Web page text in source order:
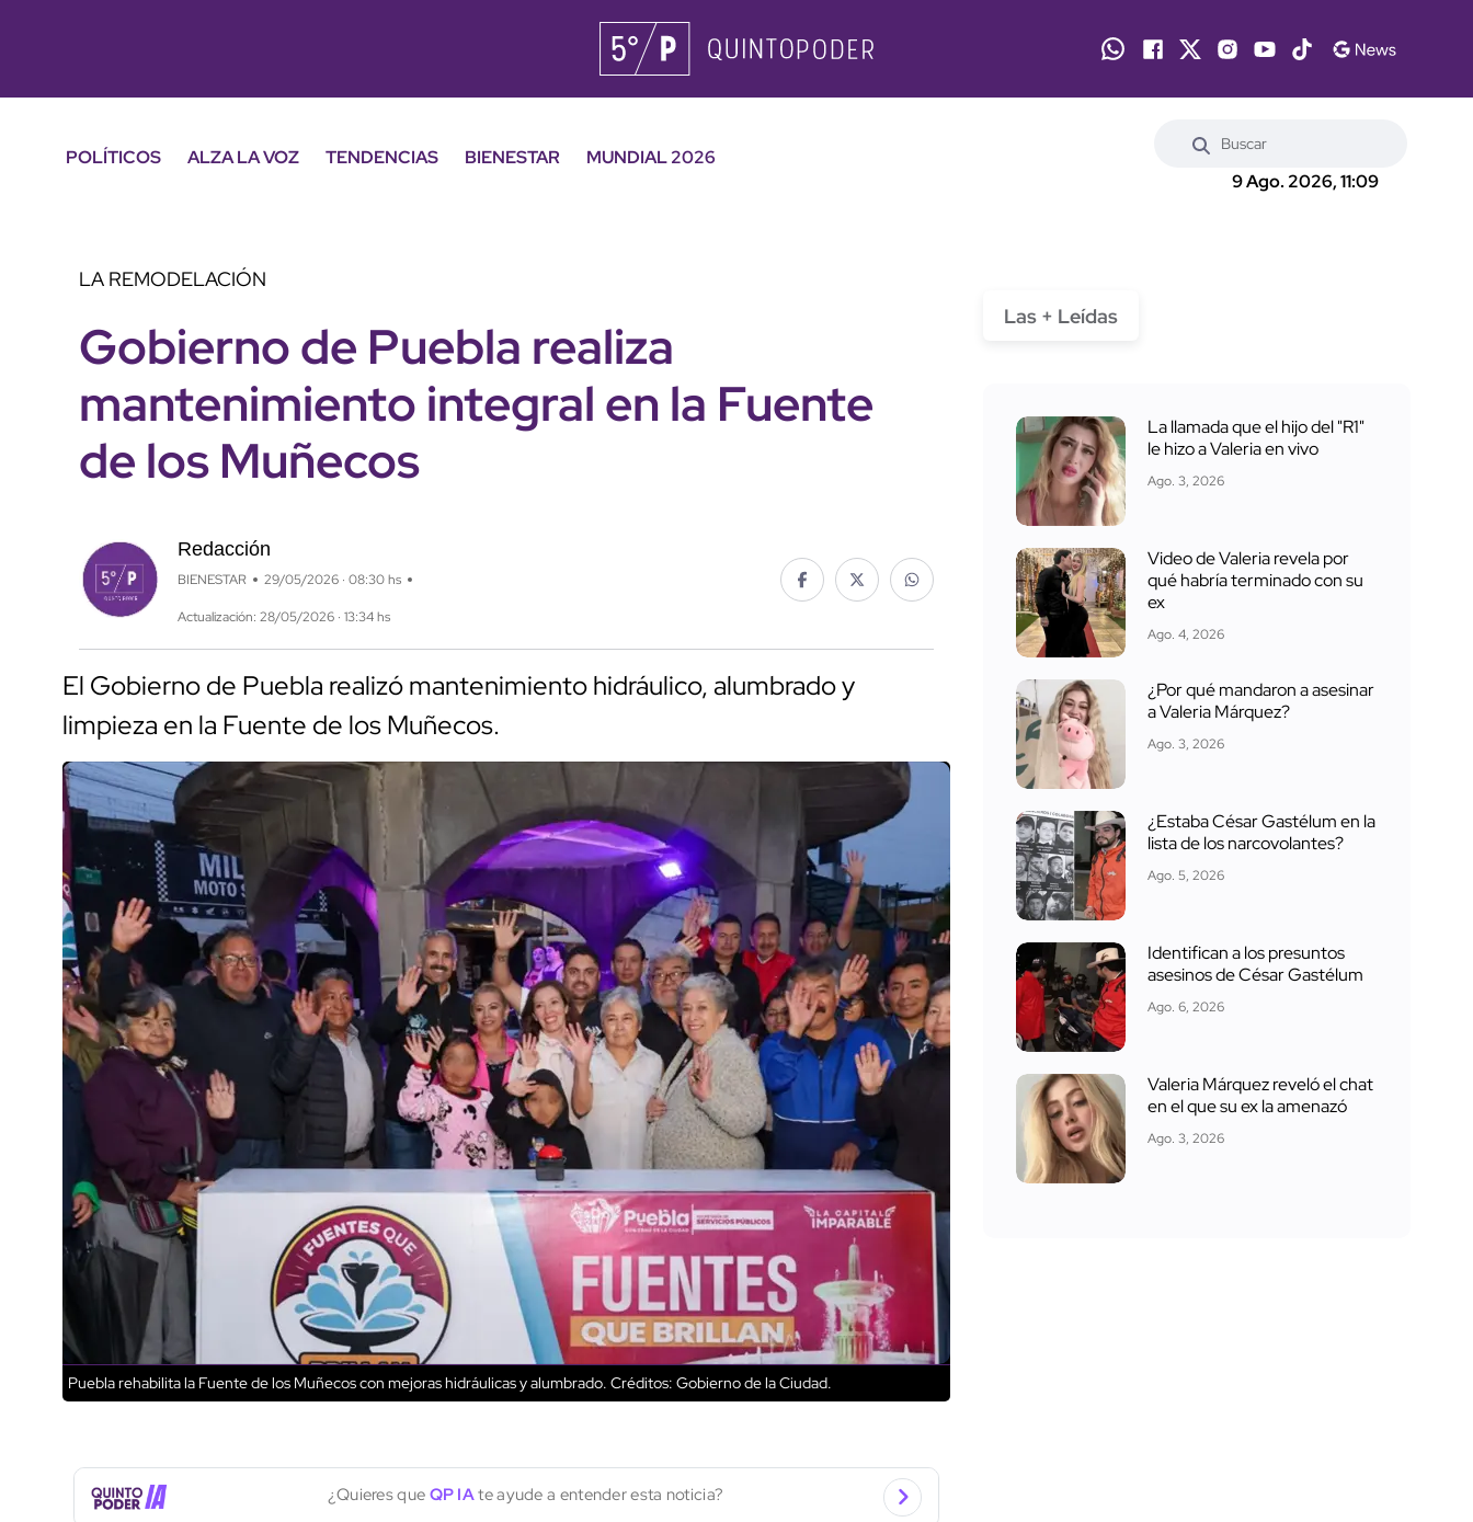
POLÍTICOS ALZA LA VOZ TENDENCIAS BIENESTAR
MUNDIAL 2026
9 Ago. 2026, 11:09
LA REMODELACIÓN
Gobierno de Puebla realiza
mantenimiento integral en la Fuente
de los Muñecos
Redacción
BIENESTAR 29/05/2026 · 08:30 hs
Actualización: 28/05/2026 · 13:34 hs
El Gobierno de Puebla realizó mantenimiento hidráulico, alumbrado y
limpieza en la Fuente de los Muñecos.
Puebla rehabilita la Fuente de los Muñecos con mejoras hidráulicas y alumbrado. Créditos: Gobierno de la Ciudad.
¿Quieres que QP IAte ayude a entender esta noticia?
Las + Leídas
La llamada que el hijo del "R1"
le hizo a Valeria en vivo
Ago. 3, 2026
Video de Valeria revela por
qué habría terminado con su
ex
Ago. 4, 2026
¿Por qué mandaron a asesinar
a Valeria Márquez?
Ago. 3, 2026
¿Estaba César Gastélum en la
lista de los narcovolantes?
Ago. 5, 2026
Identifican a los presuntos
asesinos de César Gastélum
Ago. 6, 2026
Valeria Márquez reveló el chat
en el que su ex la amenazó
Ago. 3, 2026